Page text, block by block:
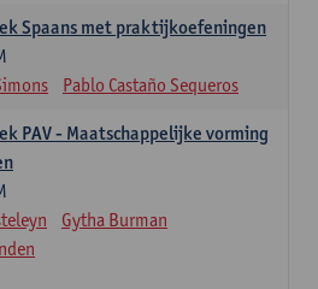
Spaans met praktijkoefeningen
Pablo Castaño Sequeros
PAV - Maatschappelijke vorming
Gytha Burman